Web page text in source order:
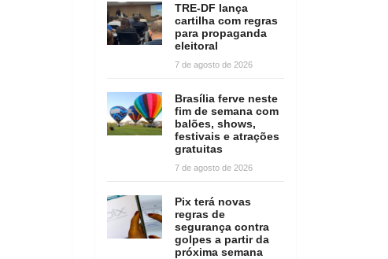
TRE-DF lança
cartilha com regras
para propaganda
eleitoral
7 de agosto de 2026
Brasília ferve neste
fim de semana com
balões, shows,
festivais e atrações
gratuitas
7 de agosto de 2026
Pix terá novas
regras de
segurança contra
golpes a partir da
próxima semana